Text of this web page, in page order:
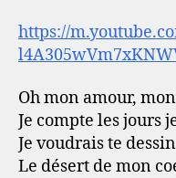
https://
Oh mon amour,
Je compte les jours
Je voudrais te
Le désert de mon